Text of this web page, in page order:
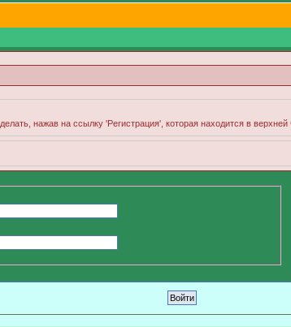
нажав на ссылку 'Регистрация', которая находится в верхней